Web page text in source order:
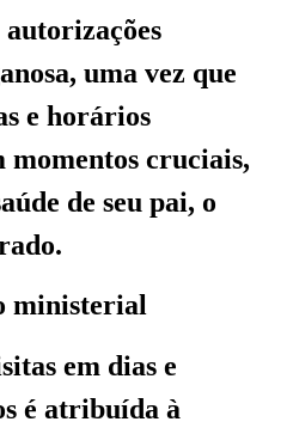
uma vez que
e horários
momentos cruciais,
de seu pai, o
ministerial
em dias e
é atribuída à